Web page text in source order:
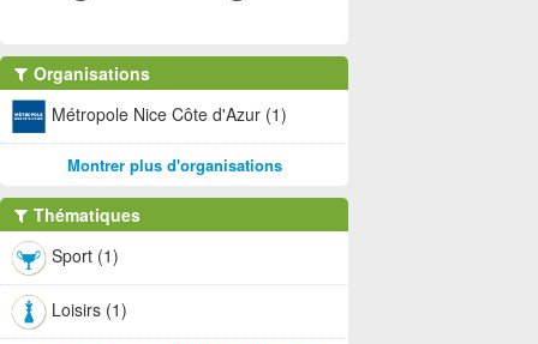
Organisations
Métropole Nice Côte d'Azur (1)
Montrer plus d'organisations
Thématiques
Sport (1)
Loisirs (1)